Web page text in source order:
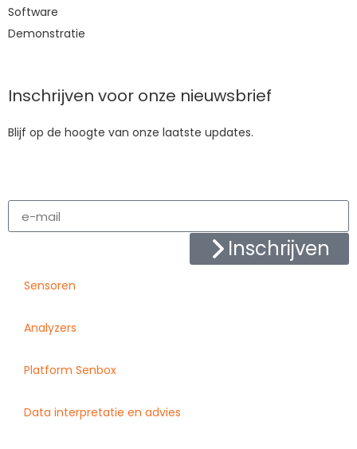
Software
Demonstratie
Inschrijven voor onze nieuwsbrief
Blijf op de hoogte van onze laatste updates.
Inschrijven
Sensoren
Analyzers
Platform Senbox
Data interpretatie en advies